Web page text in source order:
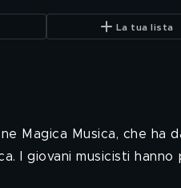
La tua lista
Magica Musica, che
I giovani musicisti